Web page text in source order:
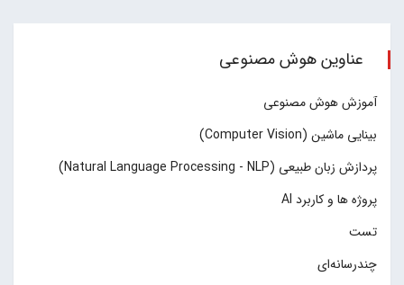
عناوین هوش مصنوعی
آموزش هوش مصنوعی
بینایی ماشین (Computer Vision)
پردازش زبان طبیعی (Natural Language Processing - NLP)
پروژه ها و کاربرد AI
تست
چند‌‌رسانه‌ای